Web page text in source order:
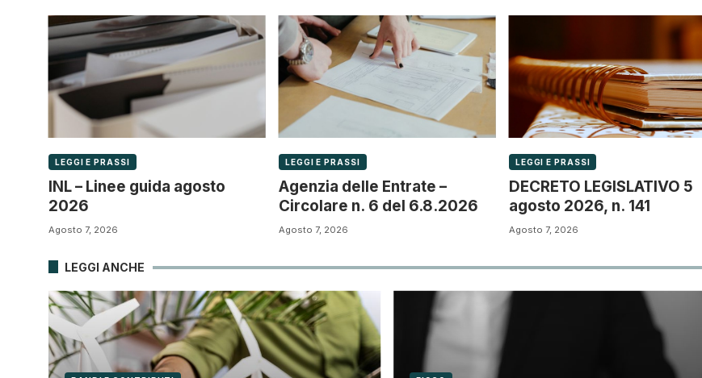
LEGGI E PRASSI
INL – Linee guida agosto
2026
Agosto 7, 2026
LEGGI E PRASSI
Agenzia delle Entrate –
Circolare n. 6 del 6.8.2026
Agosto 7, 2026
LEGGI E PRASSI
DECRETO LEGISLATIVO 5
agosto 2026, n. 141
Agosto 7, 2026
LEGGI ANCHE